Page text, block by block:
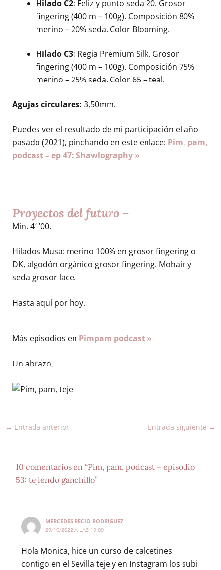
Hilado C2: Feliz y punto seda 20. Grosor
fingering (400 m – 100g). Composición 80%
merino – 20% seda. Color Blooming.
Hilado C3: Regia Premium Silk. Grosor
fingering (400 m – 100g). Composición 75%
merino – 25% seda. Color 65 – teal.
Agujas circulares: 3,50mm.
Puedes ver el resultado de mi participación el año
pasado (2021), pinchando en este enlace: Pim, pam,
podcast – ep 47: Shawlography »
Proyectos del futuro –
Min. 41’00.
Hilados Musa: merino 100% en grosor fingering o
DK, algodón orgánico grosor fingering. Mohair y
seda grosor lace.
Hasta aquí por hoy.
Más episodios en Pimpam podcast »
Un abrazo,
← Entrada anterior Entrada siguiente →
10 comentarios en “Pim, pam, podcast – episodio
53: tejiendo ganchillo”
MERCEDES RECIO RODRIGUEZ
29/10/2022 A LAS 19:09
Hola Monica, hice un curso de calcetines
contigo en el Sevilla teje y en Instagram los subi